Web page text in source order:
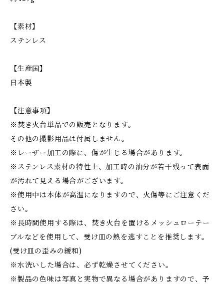
【素材】
ステンレス
【生産国】
日本製
【注意事項】
※焚き火台単品での販売となります。
その他の撮影用品は付属しません。
※レーザー加工の際に、傷が生じる場合があります。
※ステンレス素材の特性上、加工時の油分が若干残って表面
が汚れて見える場合がございます。
※使用中は本体が高温になりますので、火傷等にご注意くだ
さい。
※長時間使用する際は、焚き火台を置けるメッシュローテー
ブルなどを使用して、受け皿の熱を逃すことを推奨します。
(受け皿の歪みの緩和)
※水洗いした場合は、必ず乾燥させてください。
※製品の色味は写真と実物で異なる場合がありますので、予